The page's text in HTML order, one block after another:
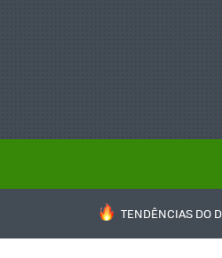
TENDÊNCIAS DO